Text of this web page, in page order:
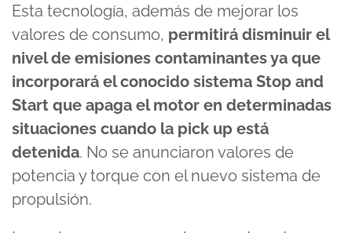
Esta tecnología, además de mejorar los
valores de consumo, permitirá disminuir el
nivel de emisiones contaminantes ya que
incorporará el conocido sistema Stop and
Start que apaga el motor en determinadas
situaciones cuando la pick up está
detenida. No se anunciaron valores de
potencia y torque con el nuevo sistema de
propulsión.